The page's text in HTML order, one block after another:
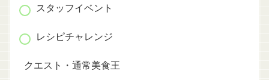
スタッフイベント
レシピチャレンジ
クエスト・通常美食王